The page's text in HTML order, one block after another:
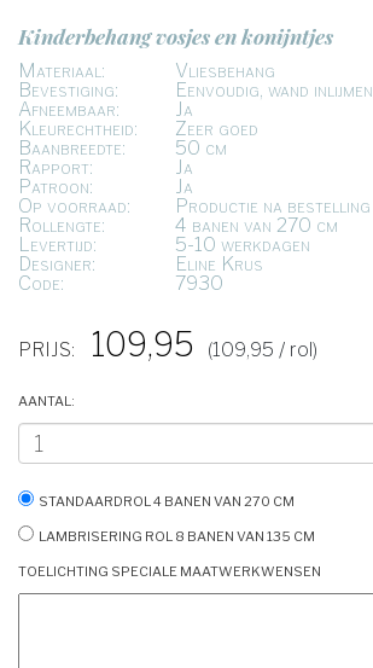
Kinderbehang vosjes en konijntjes
Materiaal:
Vliesbehang
Bevestiging:
Eenvoudig, wand inlijmen
Afneembaar:
Ja
Kleurechtheid:
Zeer goed
Baanbreedte:
50 cm
Rapport:
Ja
Patroon:
Ja
Op voorraad:
Productie na bestelling
Rollengte:
4 banen van 270 cm
Levertijd:
5-10 werkdagen
Designer:
Eline Krus
Code:
7930
PRIJS: 109,95 (109,95 / rol)
Aantal:
Standaardrol 4 banen van 270 cm
Lambrisering rol 8 banen van 135 cm
Toelichting speciale maatwerkwensen